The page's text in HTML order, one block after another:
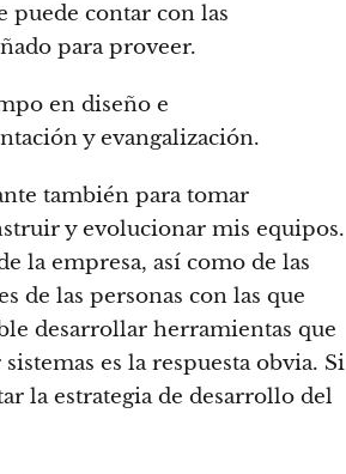
puede contar con las
para proveer.
en diseño e
y evangalización.
también para tomar
y evolucionar mis equipos.
la empresa, así como de las
de las personas con las que
desarrollar herramientas que
es la respuesta obvia. Si
la estrategia de desarrollo del